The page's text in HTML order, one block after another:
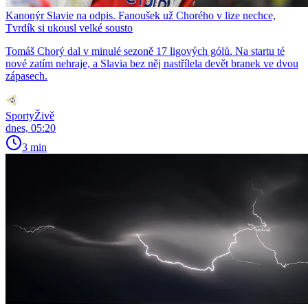
Kanonýr Slavie na odpis. Fanoušek už Chorého v lize nechce,
Tvrdík si ukousl velké sousto
Tomáš Chorý dal v minulé sezoně 17 ligových gólů. Na startu té
nové zatím nehraje, a Slavia bez něj nastřílela devět branek ve dvou
zápasech.
SportyŽivě
dnes, 05:20
3 min